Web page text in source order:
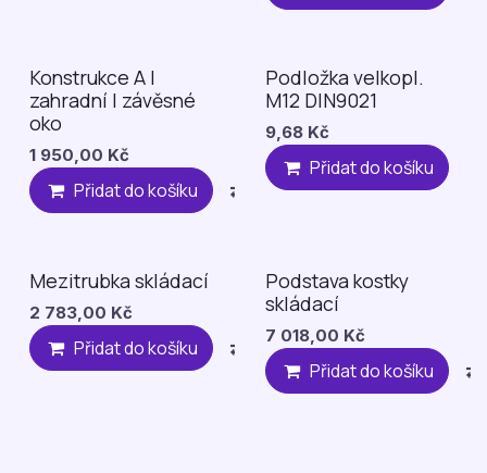
Konstrukce A |
zahradní | závěsné
oko
1 950,00 Kč
Přidat do košíku Compare Přidat na
Náhradní díl
Podložka velkopl.
M12 DIN9021
9,68Kč
Přidat do košíku
Náhradní díl
Mezitrubka skládací
2 783,00 Kč
Přidat do košíku Compare Přidat na
Náhradní díl
Podstava kostky
skládací
7 018,00 Kč
Přidat do košíku